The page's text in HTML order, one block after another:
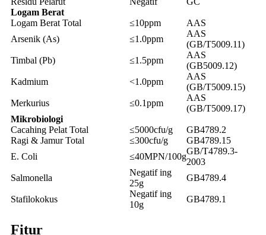
Logam Berat
Logam Berat Total
≤10ppm
AAS
Arsenik (As)
≤1.0ppm
AAS
(GB/T5009.11)
Timbal (Pb)
≤1.5ppm
AAS
(GB5009.12)
Kadmium
<1.0ppm
AAS
(GB/T5009.15)
Merkurius
≤0.1ppm
AAS
(GB/T5009.17)
Mikrobiologi
Cacahing Pelat Total
≤5000cfu/g
GB4789.2
Ragi & Jamur Total
≤300cfu/g
GB4789.15
E. Coli
≤40MPN/100g
GB/T4789.3-
2003
Salmonella
Negatif ing
25g
GB4789.4
Stafilokokus
Negatif ing
10g
GB4789.1
Fitur